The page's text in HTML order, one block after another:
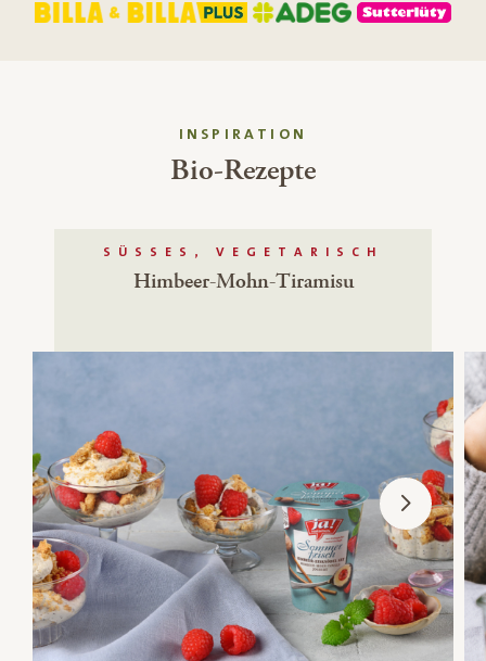
INSPIRATION
Bio-Rezepte
SÜSSES, VEGETARISCH
Himbeer-Mohn-Tiramisu